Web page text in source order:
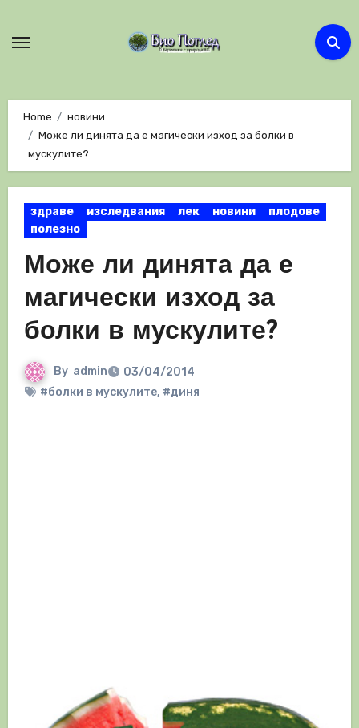
Home
новини
Може ли динята да е магически изход за болки в
мускулите?
здраве изследвания лек новини
плодове
полезно
Може ли динята да е
магически изход за
болки в мускулите?
By admin
03/04/2014
#болки в мускулите, #диня